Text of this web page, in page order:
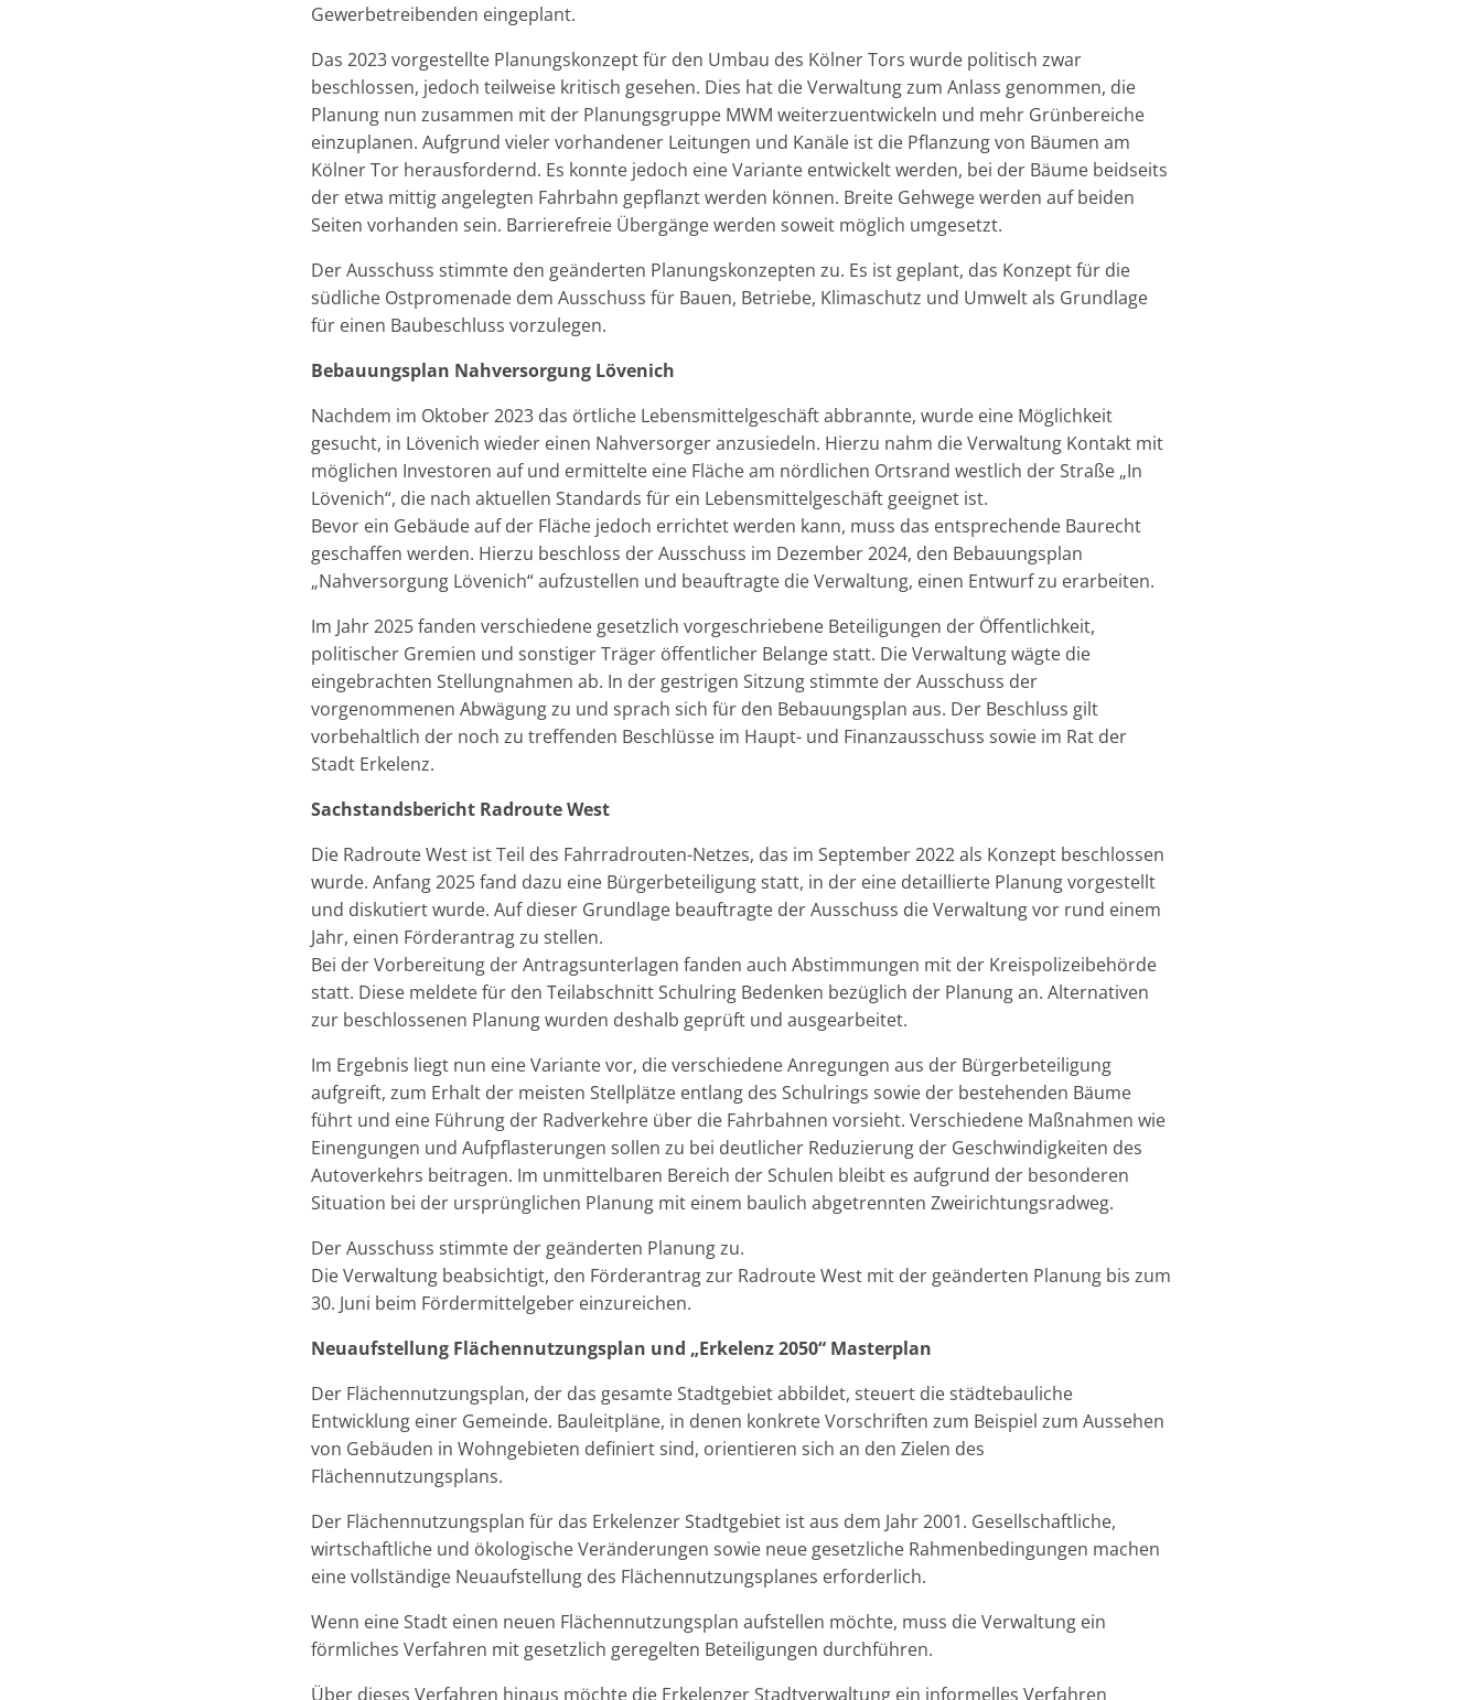
Gewerbetreibenden eingeplant.
Das 2023 vorgestellte Planungskonzept für den Umbau des Kölner Tors wurde politisch zwar
beschlossen, jedoch teilweise kritisch gesehen. Dies hat die Verwaltung zum Anlass genommen, die
Planung nun zusammen mit der Planungsgruppe MWM weiterzuentwickeln und mehr Grünbereiche
einzuplanen. Aufgrund vieler vorhandener Leitungen und Kanäle ist die Pflanzung von Bäumen am
Kölner Tor herausfordernd. Es konnte jedoch eine Variante entwickelt werden, bei der Bäume beidseits
der etwa mittig angelegten Fahrbahn gepflanzt werden können. Breite Gehwege werden auf beiden
Seiten vorhanden sein. Barrierefreie Übergänge werden soweit möglich umgesetzt.
Der Ausschuss stimmte den geänderten Planungskonzepten zu. Es ist geplant, das Konzept für die
südliche Ostpromenade dem Ausschuss für Bauen, Betriebe, Klimaschutz und Umwelt als Grundlage
für einen Baubeschluss vorzulegen.
Bebauungsplan Nahversorgung Lövenich
Nachdem im Oktober 2023 das örtliche Lebensmittelgeschäft abbrannte, wurde eine Möglichkeit
gesucht, in Lövenich wieder einen Nahversorger anzusiedeln. Hierzu nahm die Verwaltung Kontakt mit
möglichen Investoren auf und ermittelte eine Fläche am nördlichen Ortsrand westlich der Straße „In
Lövenich“, die nach aktuellen Standards für ein Lebensmittelgeschäft geeignet ist.
Bevor ein Gebäude auf der Fläche jedoch errichtet werden kann, muss das entsprechende Baurecht
geschaffen werden. Hierzu beschloss der Ausschuss im Dezember 2024, den Bebauungsplan
„Nahversorgung Lövenich“ aufzustellen und beauftragte die Verwaltung, einen Entwurf zu erarbeiten.
Im Jahr 2025 fanden verschiedene gesetzlich vorgeschriebene Beteiligungen der Öffentlichkeit,
politischer Gremien und sonstiger Träger öffentlicher Belange statt. Die Verwaltung wägte die
eingebrachten Stellungnahmen ab. In der gestrigen Sitzung stimmte der Ausschuss der
vorgenommenen Abwägung zu und sprach sich für den Bebauungsplan aus. Der Beschluss gilt
vorbehaltlich der noch zu treffenden Beschlüsse im Haupt- und Finanzausschuss sowie im Rat der
Stadt Erkelenz.
Sachstandsbericht Radroute West
Die Radroute West ist Teil des Fahrradrouten-Netzes, das im September 2022 als Konzept beschlossen
wurde. Anfang 2025 fand dazu eine Bürgerbeteiligung statt, in der eine detaillierte Planung vorgestellt
und diskutiert wurde. Auf dieser Grundlage beauftragte der Ausschuss die Verwaltung vor rund einem
Jahr, einen Förderantrag zu stellen.
Bei der Vorbereitung der Antragsunterlagen fanden auch Abstimmungen mit der Kreispolizeibehörde
statt. Diese meldete für den Teilabschnitt Schulring Bedenken bezüglich der Planung an. Alternativen
zur beschlossenen Planung wurden deshalb geprüft und ausgearbeitet.
Im Ergebnis liegt nun eine Variante vor, die verschiedene Anregungen aus der Bürgerbeteiligung
aufgreift, zum Erhalt der meisten Stellplätze entlang des Schulrings sowie der bestehenden Bäume
führt und eine Führung der Radverkehre über die Fahrbahnen vorsieht. Verschiedene Maßnahmen wie
Einengungen und Aufpflasterungen sollen zu bei deutlicher Reduzierung der Geschwindigkeiten des
Autoverkehrs beitragen. Im unmittelbaren Bereich der Schulen bleibt es aufgrund der besonderen
Situation bei der ursprünglichen Planung mit einem baulich abgetrennten Zweirichtungsradweg.
Der Ausschuss stimmte der geänderten Planung zu.
Die Verwaltung beabsichtigt, den Förderantrag zur Radroute West mit der geänderten Planung bis zum
30. Juni beim Fördermittelgeber einzureichen.
Neuaufstellung Flächennutzungsplan und „Erkelenz 2050“ Masterplan
Der Flächennutzungsplan, der das gesamte Stadtgebiet abbildet, steuert die städtebauliche
Entwicklung einer Gemeinde. Bauleitpläne, in denen konkrete Vorschriften zum Beispiel zum Aussehen
von Gebäuden in Wohngebieten definiert sind, orientieren sich an den Zielen des
Flächennutzungsplans.
Der Flächennutzungsplan für das Erkelenzer Stadtgebiet ist aus dem Jahr 2001. Gesellschaftliche,
wirtschaftliche und ökologische Veränderungen sowie neue gesetzliche Rahmenbedingungen machen
eine vollständige Neuaufstellung des Flächennutzungsplanes erforderlich.
Wenn eine Stadt einen neuen Flächennutzungsplan aufstellen möchte, muss die Verwaltung ein
förmliches Verfahren mit gesetzlich geregelten Beteiligungen durchführen.
Über dieses Verfahren hinaus möchte die Erkelenzer Stadtverwaltung ein informelles Verfahren